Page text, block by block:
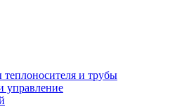
и трубы
управление